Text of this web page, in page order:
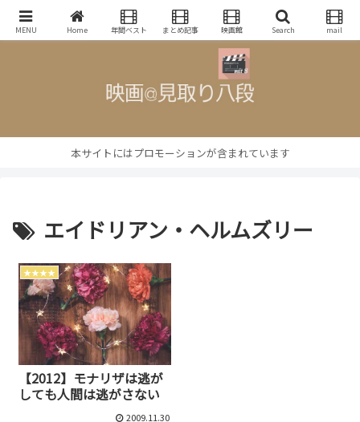
映画批評・レビューブログ
本サイトにはプロモーションが含まれています
エイドリアン・ヘルムズリー
★★★★
【2012】モナリザは逃が
しても人間は逃がさない
2009.11.30
MENU Home 年間ベスト まとめ記事 映画館 Search mail